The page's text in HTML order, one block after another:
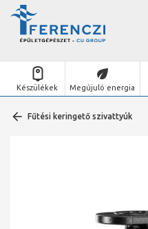
Készülékek Megújuló energia
Fűtési keringető szivattyúk